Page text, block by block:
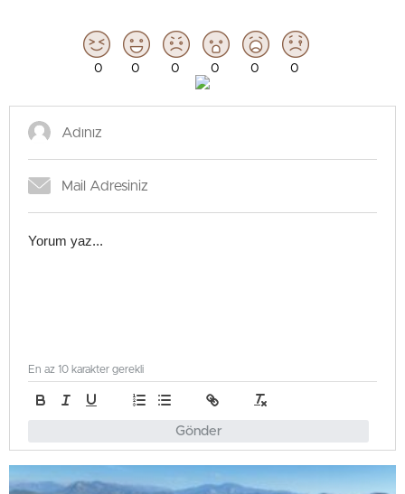
0 0 0 0 0 0
Gönder
En az 10 karakter gerekli